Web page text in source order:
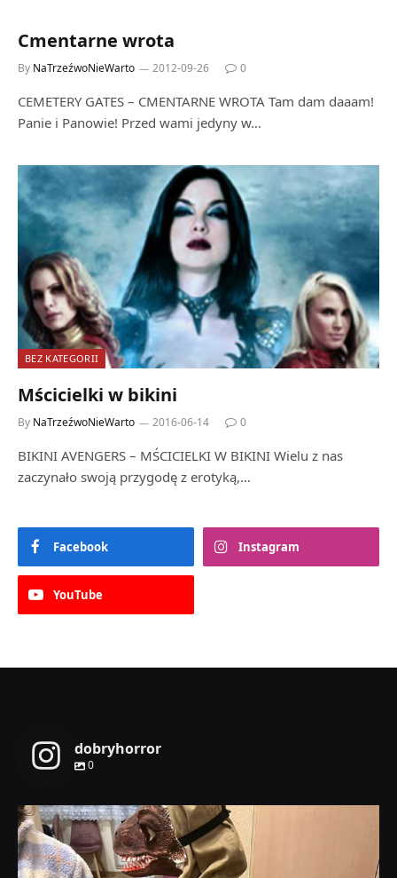
Cmentarne wrota
By NaTrzeźwoNieWarto 2012-09-26 0
CEMETERY GATES – CMENTARNE WROTA Tam dam daaam!
Panie i Panowie! Przed wami jedyny w…
BEZ KATEGORII
Mścicielki w bikini
By NaTrzeźwoNieWarto 2016-06-14 0
BIKINI AVENGERS – MŚCICIELKI W BIKINI Wielu z nas
zaczynało swoją przygodę z erotyką,…
Facebook Instagram
YouTube
dobryhorror
0
dobryhorror
Lis 1